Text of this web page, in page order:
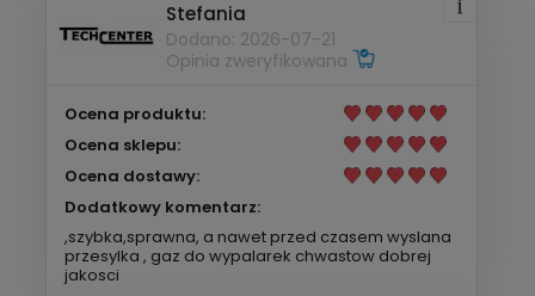
Stefania
Dodano: 2026-07-21
Opinia zweryfikowana
Ocena produktu:
Ocena sklepu:
Ocena dostawy:
Dodatkowy komentarz:
,szybka,sprawna, a nawet przed czasem wyslana
przesylka , gaz do wypalarek chwastow dobrej
jakosci